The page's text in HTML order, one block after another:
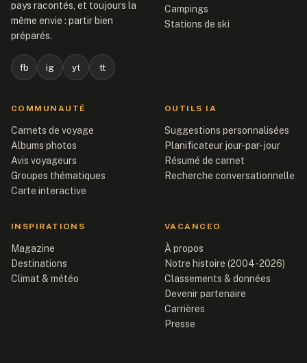
pays racontés, et toujours la
même envie : partir bien
préparés.
fb ig yt tt
Campings
Stations de ski
COMMUNAUTÉ
Carnets de voyage
Albums photos
Avis voyageurs
Groupes thématiques
Carte interactive
OUTILS IA
Suggestions personnalisées
Planificateur jour-par-jour
Résumé de carnet
Recherche conversationnelle
INSPIRATIONS
Magazine
Destinations
Climat & météo
VACANCEO
À propos
Notre histoire (2004-2026)
Classements & données
Devenir partenaire
Carrières
Presse